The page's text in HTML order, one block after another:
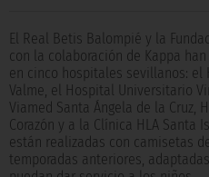
El Real Betis Balompié y la
con la colaboración de Kappa
en cinco hospitales sevillanos:
Valme, el Hospital Universitario
Viamed Santa Ángela de la Cruz,
Corazón y a la Clínica HLA Santa
están realizadas con camisetas
temporadas anteriores,